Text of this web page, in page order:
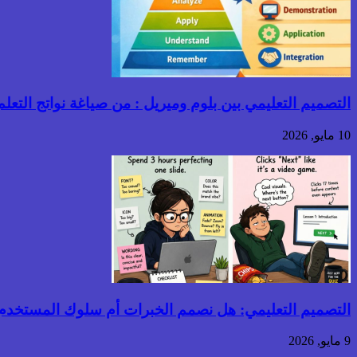
التصميم التعليمي بين بلوم وميريل : من صياغة نواتج
10 مايو, 2026
التصميم التعليمي: هل نصمم الخبرات أم سلوك
9 مايو, 2026